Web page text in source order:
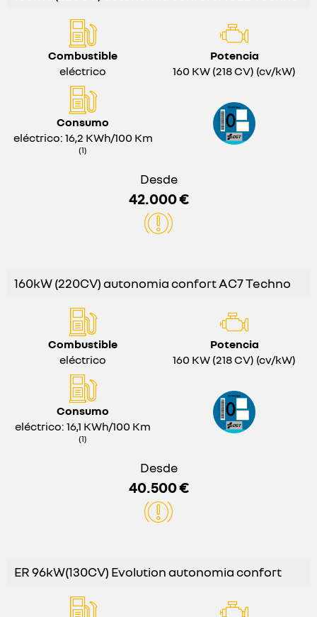
Combustible
eléctrico
Potencia
160 KW (218 CV) (cv/kW)
Consumo
eléctrico: 16,2 KWh/100 Km
(1)
Desde
42.000 €
160kW (220CV) autonomia confort AC7 Techno
Combustible
eléctrico
Potencia
160 KW (218 CV) (cv/kW)
Consumo
eléctrico: 16,1 KWh/100 Km
(1)
Desde
40.500 €
ER 96kW(130CV) Evolution autonomia confort